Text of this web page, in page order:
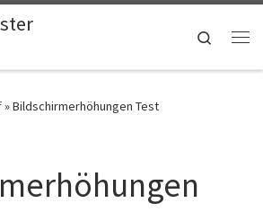
Search
»Bildschirmerhöhungen Test